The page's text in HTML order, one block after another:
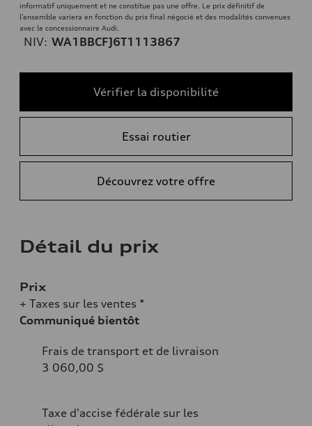
informatif uniquement et ne constitue pas une offre. Le prix définitif de
l’ensemble variera en fonction du prix final négocié et des modalités convenues
avec le concessionnaire Audi.
NIV: WA1BBCFJ6T1113867
Vérifier la disponibilité
Essai routier
Découvrez votre offre
Détail du prix
Prix
+ Taxes sur les ventes *
Communiqué bientôt
Frais de transport et de livraison
3 060,00 $
Taxe d'accise fédérale sur les